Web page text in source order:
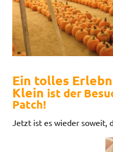
Ein tolles
Klein ist der
Patch!
Jetzt ist es wieder soweit,